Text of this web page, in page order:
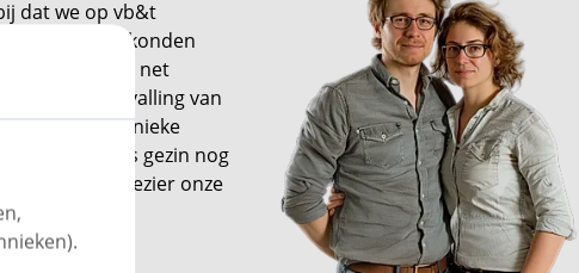
dat we op vb&t
Makelaars konden
Ze hielpen ons net
aan de bevalling van
aan een unieke
waar we als gezin nog
veel woonplezier onze